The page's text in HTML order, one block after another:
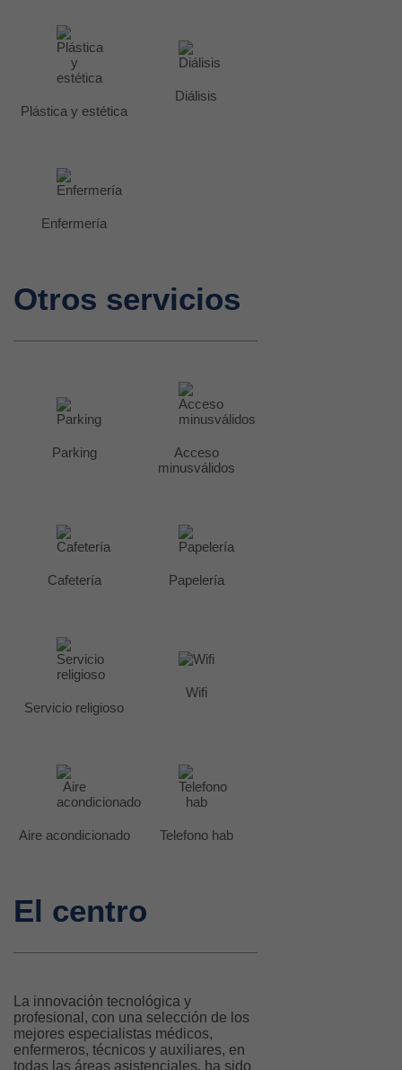
Plástica y estética
Diálisis
Enfermería
Otros servicios
Parking
Acceso
minusválidos
Cafetería Papelería
Servicio religioso
Wifi
Aire acondicionado Telefono hab
El centro
La innovación tecnológica y
profesional, con una selección de los
mejores especialistas médicos,
enfermeros, técnicos y auxiliares, en
todas las áreas asistenciales, ha sido